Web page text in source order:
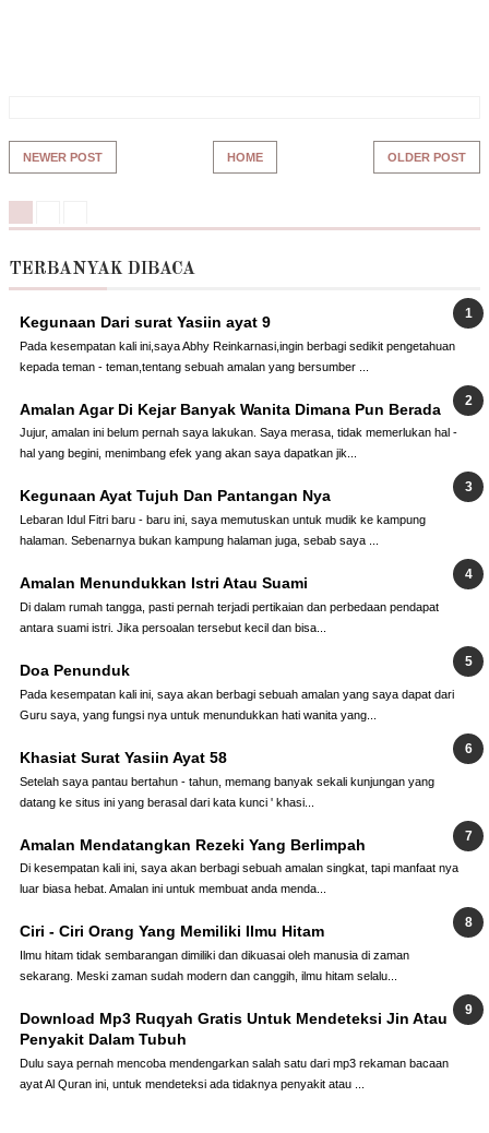
NEWER POST OLDER POST
HOME
TERBANYAK DIBACA
Kegunaan Dari surat Yasiin ayat 9
Pada kesempatan kali ini,saya Abhy Reinkarnasi,ingin berbagi sedikit pengetahuan
kepada teman - teman,tentang sebuah amalan yang bersumber ...
Amalan Agar Di Kejar Banyak Wanita Dimana Pun Berada
Jujur, amalan ini belum pernah saya lakukan. Saya merasa, tidak memerlukan hal -
hal yang begini, menimbang efek yang akan saya dapatkan jik...
Kegunaan Ayat Tujuh Dan Pantangan Nya
Lebaran Idul Fitri baru - baru ini, saya memutuskan untuk mudik ke kampung
halaman. Sebenarnya bukan kampung halaman juga, sebab saya ...
Amalan Menundukkan Istri Atau Suami
Di dalam rumah tangga, pasti pernah terjadi pertikaian dan perbedaan pendapat
antara suami istri. Jika persoalan tersebut kecil dan bisa...
Doa Penunduk
Pada kesempatan kali ini, saya akan berbagi sebuah amalan yang saya dapat dari
Guru saya, yang fungsi nya untuk menundukkan hati wanita yang...
Khasiat Surat Yasiin Ayat 58
Setelah saya pantau bertahun - tahun, memang banyak sekali kunjungan yang
datang ke situs ini yang berasal dari kata kunci ' khasi...
Amalan Mendatangkan Rezeki Yang Berlimpah
Di kesempatan kali ini, saya akan berbagi sebuah amalan singkat, tapi manfaat nya
luar biasa hebat. Amalan ini untuk membuat anda menda...
Ciri - Ciri Orang Yang Memiliki Ilmu Hitam
Ilmu hitam tidak sembarangan dimiliki dan dikuasai oleh manusia di zaman
sekarang. Meski zaman sudah modern dan canggih, ilmu hitam selalu...
Download Mp3 Ruqyah Gratis Untuk Mendeteksi Jin Atau
Penyakit Dalam Tubuh
Dulu saya pernah mencoba mendengarkan salah satu dari mp3 rekaman bacaan
ayat Al Quran ini, untuk mendeteksi ada tidaknya penyakit atau ...